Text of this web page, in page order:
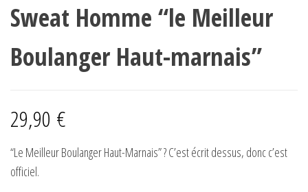
Sweat Homme “le Meilleur
Boulanger Haut-marnais”
29,90 €
“Le Meilleur Boulanger Haut-Marnais” ? C’est écrit dessus, donc c’est
officiel.